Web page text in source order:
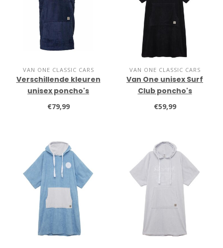
VAN ONE CLASSIC CARS
Verschillende kleuren
unisex poncho's
€79,99
VAN ONE CLASSIC CARS
Van One unisex Surf
Club poncho's
€59,99